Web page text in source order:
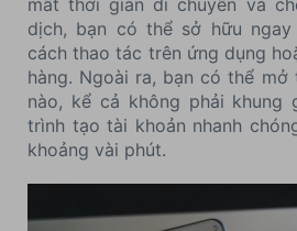
mất thời gian di chuyển và
dịch, bạn có thể sở hữu
cách thao tác trên ứng dụng
hàng. Ngoài ra, bạn có thể
nào, kể cả không phải khung
trình tạo tài khoản nhanh
khoảng vài phút.